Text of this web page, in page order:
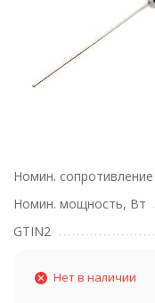
Номин. сопротивление
Номин. мощность, Вт
GTIN2
Нет в наличии